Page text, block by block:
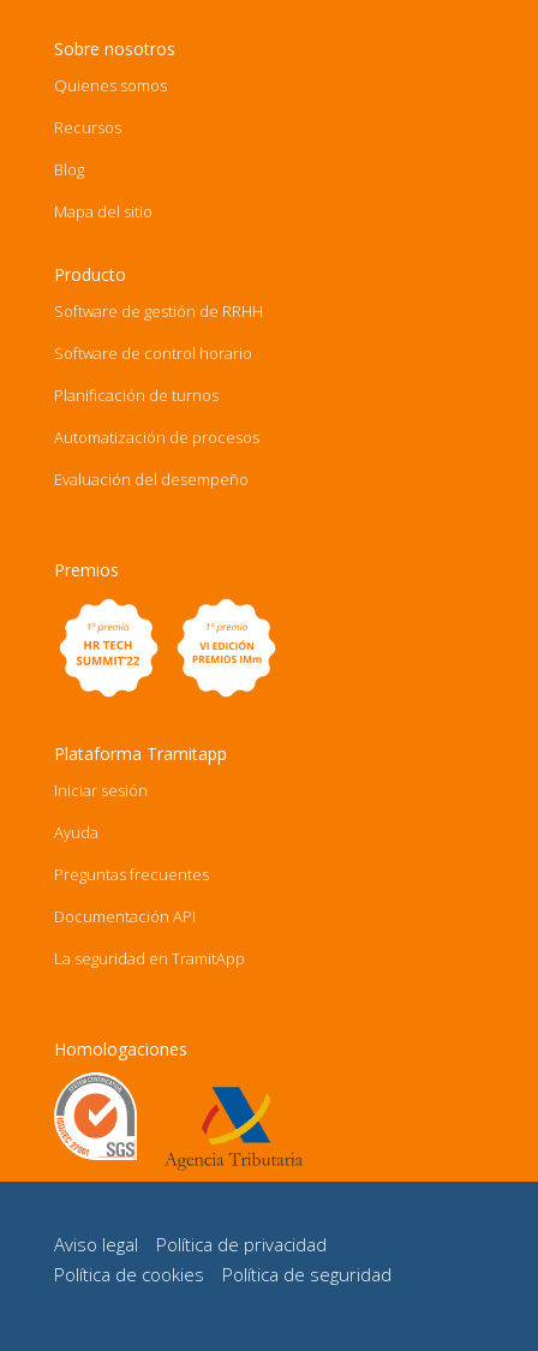
Sobre nosotros
Quienes somos
Recursos
Blog
Mapa del sitio
Producto
Software de gestión de RRHH
Software de control horario
Planificación de turnos
Automatización de procesos
Evaluación del desempeño
Premios
Plataforma Tramitapp
Iniciar sesión
Ayuda
Preguntas frecuentes
Documentación API
La seguridad en TramitApp
Homologaciones
Aviso legal
Política de privacidad
Política de cookies
Política de seguridad